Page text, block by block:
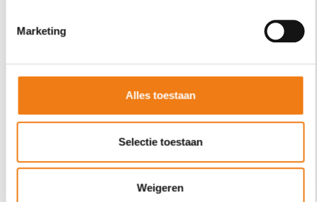
Marketing
Alles toestaan
Selectie toestaan
Weigeren
TomTect